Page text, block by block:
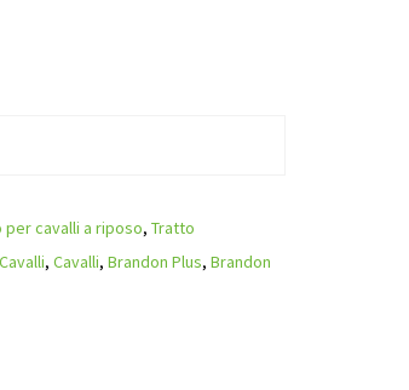
per cavalli a riposo, Tratto
Cavalli, Cavalli, Brandon Plus, Brandon